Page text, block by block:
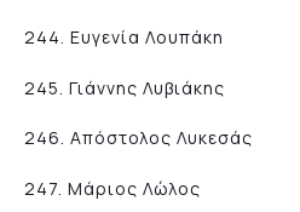
244. Eυγενία Λουπάκη
245. Γιάννης Λυβιάκης
246. Απόστολος Λυκεσάς
247. Μάριος Λώλος